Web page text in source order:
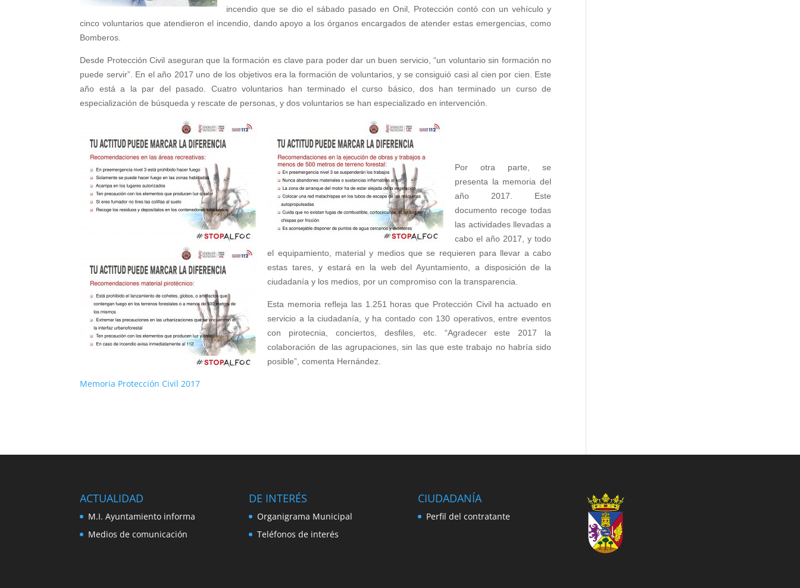
incendio que se dio el sábado pasado en Onil, Protección contó con un vehículo y
cinco voluntarios que atendieron el incendio, dando apoyo a los órganos encargados de atender estas emergencias, como
Bomberos.
Desde Protección Civil aseguran que la formación es clave para poder dar un buen servicio, “un voluntario sin formación no
puede servir”. En el año 2017 uno de los objetivos era la formación de voluntarios, y se consiguió casi al cien por cien. Este
año está a la par del pasado. Cuatro voluntarios han terminado el curso básico, dos han terminado un curso de
especialización de búsqueda y rescate de personas, y dos voluntarios se han especializado en intervención.
Por otra parte, se
presenta la memoria del
año 2017. Este
documento recoge todas
las actividades llevadas a
cabo el año 2017, y todo
el equipamiento, material y medios que se requieren para llevar a cabo
estas tares, y estará en la web del Ayuntamiento, a disposición de la
ciudadanía y los medios, por un compromiso con la transparencia.
Esta memoria refleja las 1.251 horas que Protección Civil ha actuado en
servicio a la ciudadanía, y ha contado con 130 operativos, entre eventos
con pirotecnia, conciertos, desfiles, etc. “Agradecer este 2017 la
colaboración de las agrupaciones, sin las que este trabajo no habría sido
posible”, comenta Hernández.
Memoria Protección Civil 2017
ACTUALIDAD
M.I. Ayuntamiento informa
Medios de comunicación
DE INTERÉS
Organigrama Municipal
Teléfonos de interés
CIUDADANÍA
Perfil del contratante